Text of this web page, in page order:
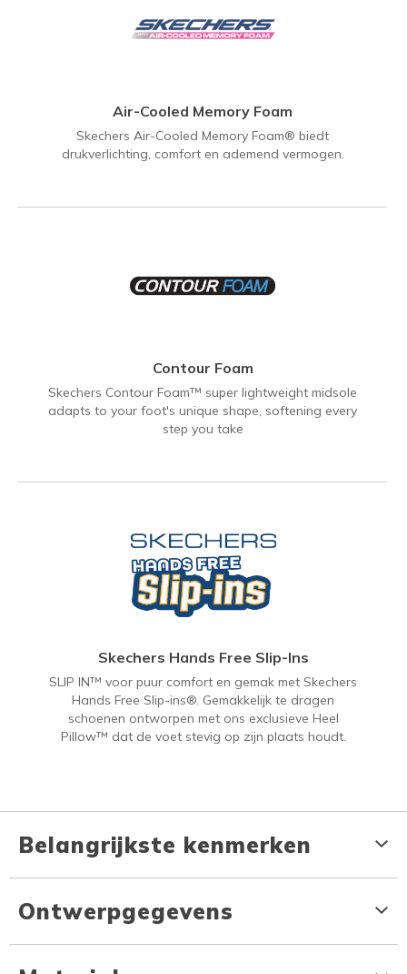
Air-Cooled Memory Foam
Skechers Air-Cooled Memory Foam® biedt
drukverlichting, comfort en ademend vermogen.
Contour Foam
Skechers Contour Foam™ super lightweight midsole
adapts to your foot's unique shape, softening every
step you take
Skechers Hands Free Slip-Ins
SLIP IN™ voor puur comfort en gemak met Skechers
Hands Free Slip-ins®. Gemakkelijk te dragen
schoenen ontworpen met ons exclusieve Heel
Pillow™ dat de voet stevig op zijn plaats houdt.
Belangrijkste kenmerken
Ontwerpgegevens